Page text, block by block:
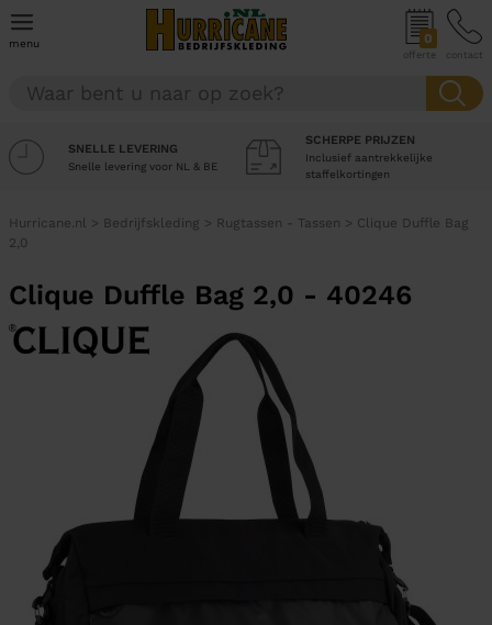
menu 0
offerte contact
SNELLE LEVERING
Snelle levering voor NL & BE
SCHERPE PRIJZEN
Inclusief aantrekkelijke
staffelkortingen
Hurricane.nl > Bedrijfskleding > Rugtassen - Tassen > Clique Duffle Bag
2,0
Clique Duffle Bag 2,0 - 40246